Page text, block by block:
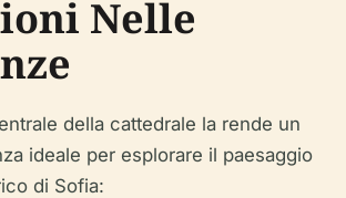
Nelle
della cattedrale la rende un
ideale per esplorare il paesaggio
di Sofia: